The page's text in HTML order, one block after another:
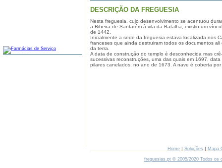
DESCRIÇÃO DA FREGUESIA
Nesta freguesia, cujo desenvolvimento se acentuou
a Ribeira de Santarém à vila da Batalha, existiu um
de 1442.
Inicialmente a sede da freguesia estava localizada nos
franceses que ainda destruiram todos os documentos
da terra.
A data de construção do templo é desconhecida mas
sucessivas reconstruções, uma das quais em 1697,
pilares canelados, no ano de 1673. A nave é coberta
Home | Soluções | Mapa
freguesias.pt © 2005/2020 Todos os